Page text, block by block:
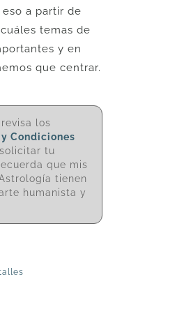
a partir de
temas de
y en
que centrar.
los
Condiciones
tu
que mis
tienen
humanista y